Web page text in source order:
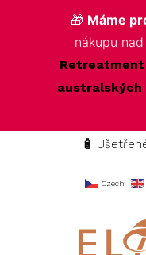
🎁 Máme
nákupu nad
Retreatment
australských
🧴
Czech